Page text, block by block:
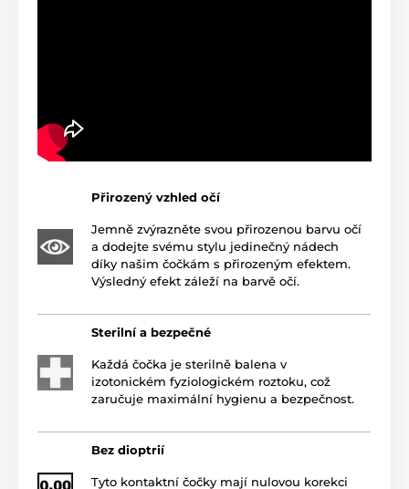
Přirozený vzhled očí
Jemně zvýrazněte svou přirozenou barvu očí
a dodejte svému stylu jedinečný nádech
díky našim čočkám s přirozeným efektem.
Výsledný efekt záleží na barvě očí.
Sterilní a bezpečné
Každá čočka je sterilně balena v
izotonickém fyziologickém roztoku, což
zaručuje maximální hygienu a bezpečnost.
Bez dioptrií
Tyto kontaktní čočky mají nulovou korekci